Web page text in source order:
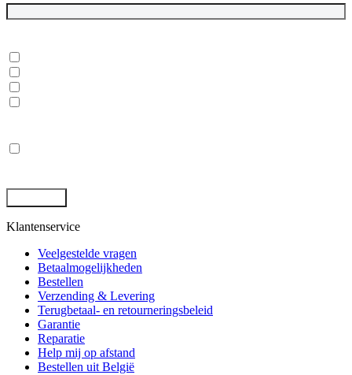
Privacy
Klantenservice
Veelgestelde vragen
Betaalmogelijkheden
Bestellen
Verzending & Levering
Terugbetaal- en retourneringsbeleid
Garantie
Reparatie
Help mij op afstand
Bestellen uit België